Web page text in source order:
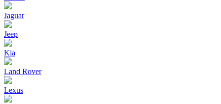
Jaguar
Jeep
Kia
Land Rover
Lexus